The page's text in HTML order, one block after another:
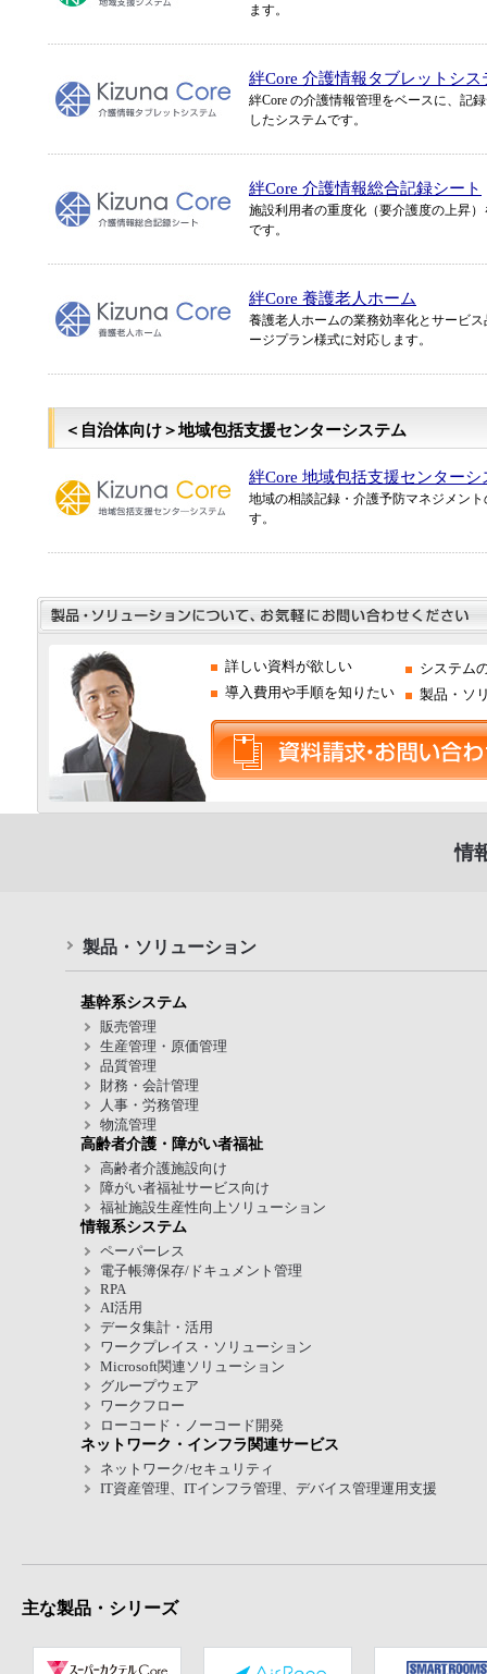
ます。
絆Core 介護情報タブレットシス
絆Core の介護情報管理をベースに、記
したシステムです。
絆Core 介護情報総合記録シート
施設利用者の重度化（要介護度の上昇
です。
絆Core 養護老人ホーム
養護老人ホームの業務効率化とサービ
ージプラン様式に対応します。
＜自治体向け＞地域包括支援センターシステム
絆Core 地域包括支援センターシ
地域の相談記録・介護予防マネジメン
す。
詳しい資料が欲しい
システム
導入費用や手順を知りたい
製品・ソ
情
製品・ソリューション
基幹系システム
販売管理
生産管理・原価管理
品質管理
財務・会計管理
人事・労務管理
物流管理
高齢者介護・障がい者福祉
高齢者介護施設向け
障がい者福祉サービス向け
福祉施設生産性向上ソリューション
情報系システム
ペーパーレス
電子帳簿保存/ドキュメント管理
RPA
AI活用
データ集計・活用
ワークプレイス・ソリューション
Microsoft関連ソリューション
グループウェア
ワークフロー
ローコード・ノーコード開発
ネットワーク・インフラ関連サービス
ネットワーク/セキュリティ
IT資産管理、ITインフラ管理、デバイス管理運用支援
主な製品・シリーズ